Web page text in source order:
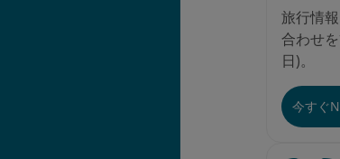
旅行情
合わせ
日)。
今すぐ